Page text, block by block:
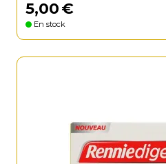
5,00€
En stock